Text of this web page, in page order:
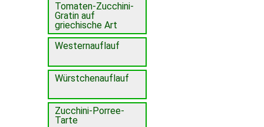
Tomaten-Zucchini-
Gratin auf
griechische Art
Westernauflauf
Würstchenauflauf
Zucchini-Porree-
Tarte